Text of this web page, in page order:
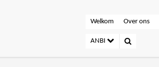
Welkom Over ons
ANBI